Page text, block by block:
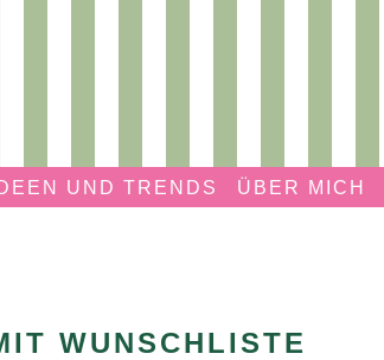
UND TRENDS ÜBER MICH
WUNSCHLISTE